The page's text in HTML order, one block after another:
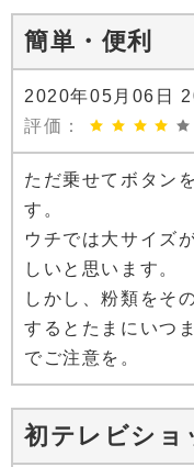
簡単・便利
2020年05月06日
評価：
ただ乗せてボタン
す。
ウチでは大サイズ
しいと思います。
しかし、粉類をそ
するとたまにいつ
でご注意を。
初テレビショ